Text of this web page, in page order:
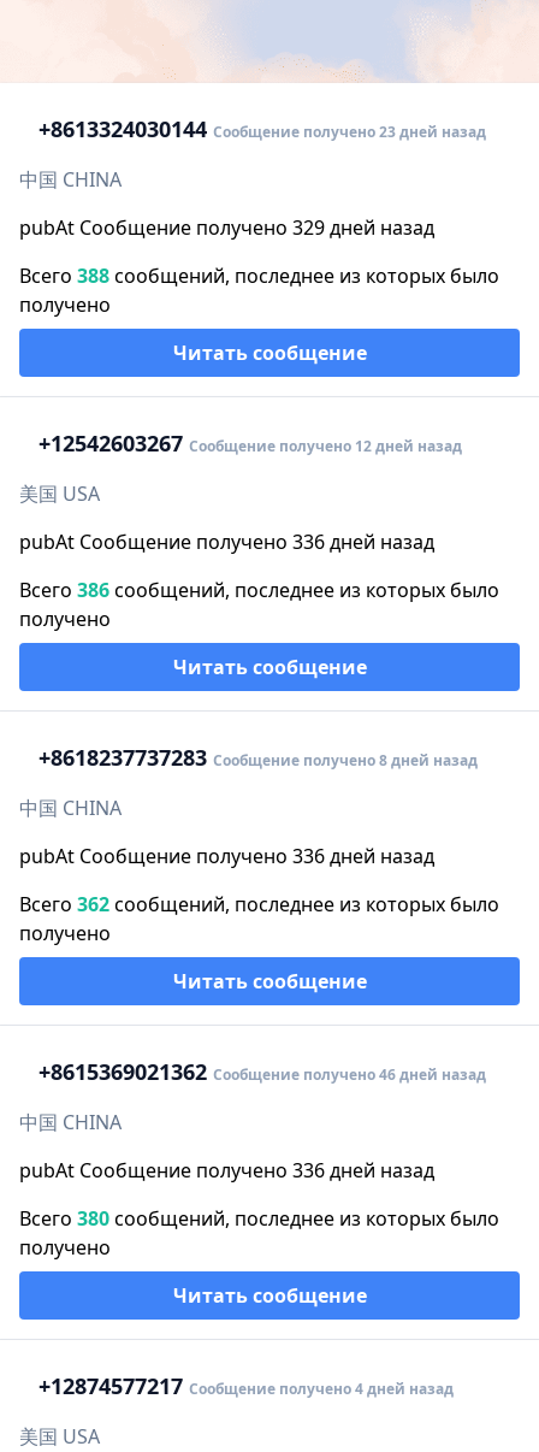
+8613324030144 Сообщение получено 23 дней назад
中国 CHINA
pubAt Сообщение получено 329 дней назад
Всего 388сообщений, последнее из которых было
получено
Читать сообщение
+12542603267 Сообщение получено 12 дней назад
美国 USA
pubAt Сообщение получено 336 дней назад
Всего 386сообщений, последнее из которых было
получено
Читать сообщение
+8618237737283 Сообщение получено 8 дней назад
中国 CHINA
pubAt Сообщение получено 336 дней назад
Всего 362сообщений, последнее из которых было
получено
Читать сообщение
+8615369021362 Сообщение получено 46 дней назад
中国 CHINA
pubAt Сообщение получено 336 дней назад
Всего 380сообщений, последнее из которых было
получено
Читать сообщение
+12874577217 Сообщение получено 4 дней назад
美国 USA